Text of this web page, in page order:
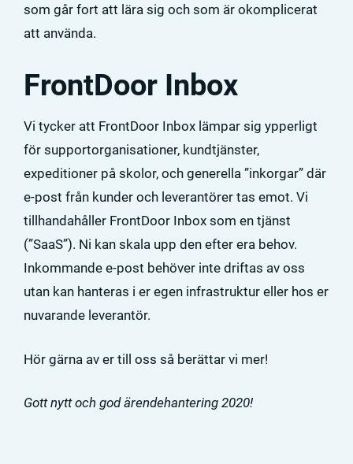
som går fort att lära sig och som är okomplicerat
att använda.
FrontDoor Inbox
Vi tycker att FrontDoor Inbox lämpar sig ypperligt
för supportorganisationer, kundtjänster,
expeditioner på skolor, och generella ”inkorgar” där
e-post från kunder och leverantörer tas emot. Vi
tillhandahåller FrontDoor Inbox som en tjänst
(”SaaS”). Ni kan skala upp den efter era behov.
Inkommande e-post behöver inte driftas av oss
utan kan hanteras i er egen infrastruktur eller hos er
nuvarande leverantör.
Hör gärna av er till oss så berättar vi mer!
Gott nytt och god ärendehantering 2020!